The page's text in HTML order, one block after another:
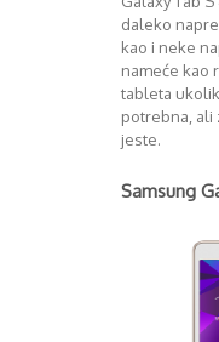
daleko
kao i neke
nameće kao
tableta
potrebna, ali
jeste.
Samsung